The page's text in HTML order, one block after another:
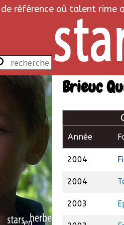
référence où talent rime
Brieuc
Année
2004
2004
2003